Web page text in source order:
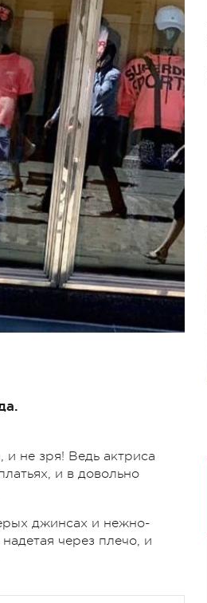
не зря! Ведь актриса
и в довольно
джинсах и нежно-
через плечо, и